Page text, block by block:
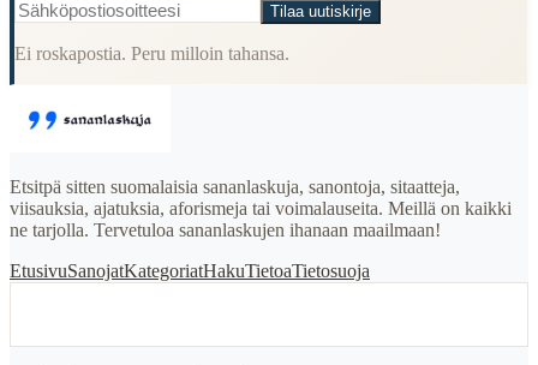
Tilaa uutiskirje
Ei roskapostia. Peru milloin tahansa.
Etsitpä sitten suomalaisia sananlaskuja, sanontoja, sitaatteja,
viisauksia, ajatuksia, aforismeja tai voimalauseita. Meillä on kaikki
ne tarjolla. Tervetuloa sananlaskujen ihanaan maailmaan!
EtusivuSanojatKategoriatHakuTietoaTietosuoja